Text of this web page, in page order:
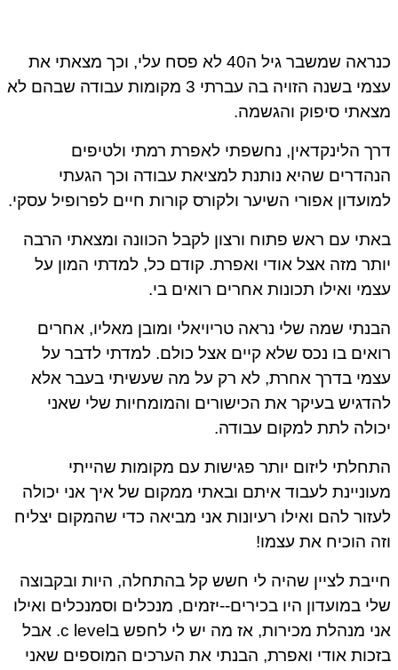
כנראה שמשבר גיל ה40 לא פסח עלי, וכך מצאתי את
עצמי בשנה הזויה בה עברתי 3 מקומות עבודה שבהם לא
מצאתי סיפוק והגשמה.
דרך הלינקדאין, נחשפתי לאפרת רמתי ולטיפים
הנהדרים שהיא נותנת למציאת עבודה וכך הגעתי
למועדון אפורי השיער ולקורס קורות חיים לפרופיל עסקי.
באתי עם ראש פתוח ורצון לקבל הכוונה ומצאתי הרבה
יותר מזה אצל אודי ואפרת. קודם כל, למדתי המון על
עצמי ואילו תכונות אחרים רואים בי.
הבנתי שמה שלי נראה טריויאלי ומובן מאליו, אחרים
רואים בו נכס שלא קיים אצל כולם. למדתי לדבר על
עצמי בדרך אחרת, לא רק על מה שעשיתי בעבר אלא
להדגיש בעיקר את הכישורים והמומחיות שלי שאני
יכולה לתת למקום עבודה.
התחלתי ליזום יותר פגישות עם מקומות שהייתי
מעוניינת לעבוד איתם ובאתי ממקום של איך אני יכולה
לעזור להם ואילו רעיונות אני מביאה כדי שהמקום יצליח
וזה הוכיח את עצמו!
חייבת לציין שהיה לי חשש קל בהתחלה, היות ובקבוצה
שלי במועדון היו בכירים--יזמים, מנכלים וסמנכלים ואילו
אני מנהלת מכירות, אז מה יש לי לחפש בc level. אבל
בזכות אודי ואפרת, הבנתי את הערכים המוספים שאני